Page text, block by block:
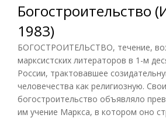
Богостроительство
1983)
БОГОСТРОИТЕЛЬСТВО, течение,
марксистских литераторов в 1-м
России, трактовавшее
человечества как религиозную.
богостроительство объявляло
им учение Маркса, в котором оно